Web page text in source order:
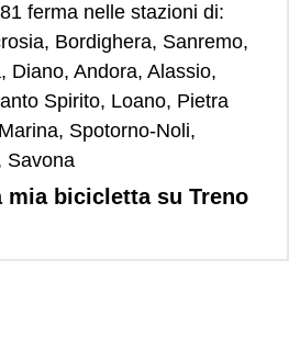
ferma nelle stazioni di:
Bordighera, Sanremo,
Diano, Andora, Alassio,
Spirito, Loano, Pietra
Spotorno-Noli,
Savona
mia bicicletta su Treno